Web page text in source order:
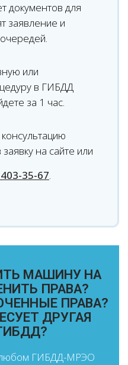
документов для
заявление и
или
в ГИБДД
за 1 час.
на сайте или
35-67.
МАШИНУ НА
ПРАВА?
ПРАВА?
ДРУГАЯ
ГИБДД-МРЭО